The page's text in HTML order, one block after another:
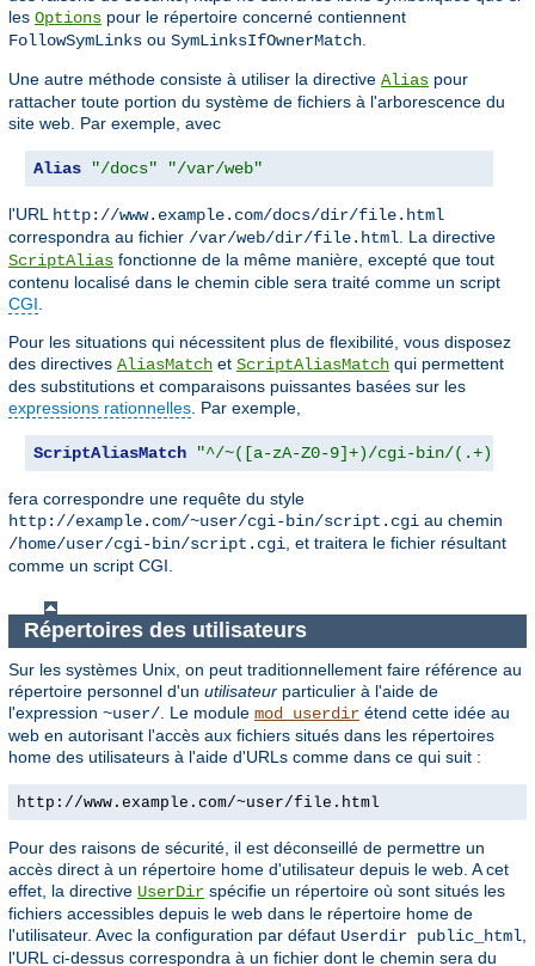
les Options pour le répertoire concerné contiennent
FollowSymLinks ou SymLinksIfOwnerMatch
Une autre méthode consiste à utiliser la directive Alias pour
rattacher toute portion du système de fichiers à l'arborescence du
site web. Par exemple, avec
Alias "/docs" "/var/web"
l'URL http://www.example.com/docs/dir/file.html
correspondra au fichier /var/web/dir/file.html . La directive
ScriptAlias fonctionne de la même manière, excepté que tout
contenu localisé dans le chemin cible sera traité comme un script
CGI
Pour les situations qui nécessitent plus de flexibilité, vous disposez
des directives AliasMatch et ScriptAliasMatch qui permettent
des substitutions et comparaisons puissantes basées sur les
expressions rationnelles . Par exemple,
ScriptAliasMatch "^/~([a-zA-Z0-9]+)/cgi-bin/(.+)"
fera correspondre une requête du style
http://example.com/~user/cgi-bin/script.cgi au chemin
/home/user/cgi-bin/script.cgi , et traitera le fichier résultant
comme un script CGI.
Répertoires des utilisateurs
Sur les systèmes Unix, on peut traditionnellement faire référence au
répertoire personnel d'un utilisateur particulier à l'aide de
l'expression ~user/ . Le module mod_userdir étend cette idée au
web en autorisant l'accès aux fichiers situés dans les répertoires
home des utilisateurs à l'aide d'URLs comme dans ce qui suit :
http://www.example.com/~user/file.html
Pour des raisons de sécurité, il est déconseillé de permettre un
accès direct à un répertoire home d'utilisateur depuis le web. A cet
effet, la directive UserDir spécifie un répertoire où sont situés les
fichiers accessibles depuis le web dans le répertoire home de
l'utilisateur. Avec la configuration par défaut Userdir public_html
l'URL ci-dessus correspondra à un fichier dont le chemin sera du